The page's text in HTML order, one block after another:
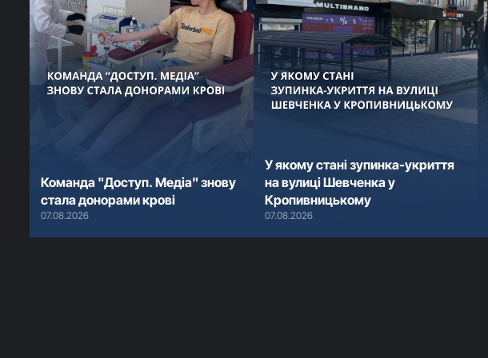
Команда "Доступ. Медіа" знову
стала донорами крові
07.08.2026
У якому стані зупинка-укриття
на вулиці Шевченка у
Кропивницькому
07.08.2026